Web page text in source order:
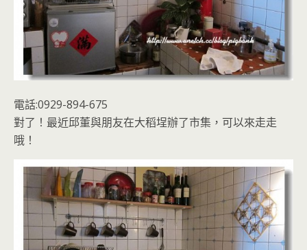
電話:0929-894-675
對了！最近邱董與朋友在大稻埕辦了市集，可以來走走
哦！